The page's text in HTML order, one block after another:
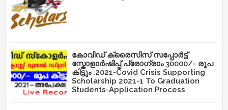
കോവിഡ് ക്രൈസിസ് സപ്പോർട്ട്
സ്കോളാർഷിപ്പ് പ്രോഗ്രാം 30000/- രൂപ
കിട്ടും ,2021-Covid Crisis Supporting
Scholarship 2021-1 To Graduation
Students-Application Process